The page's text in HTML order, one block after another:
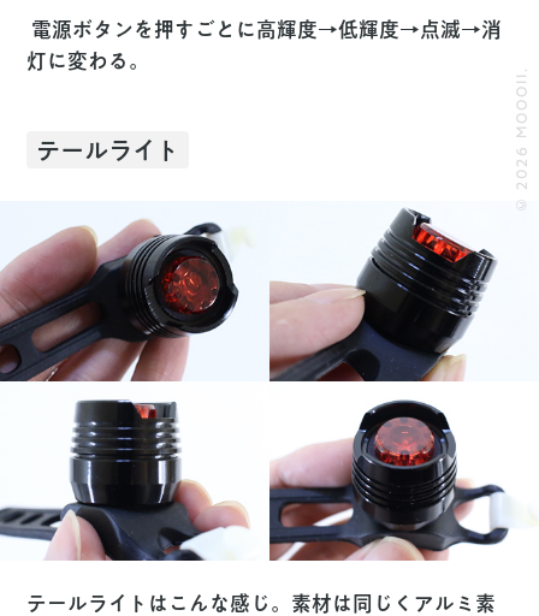
電源ボタンを押すごとに高輝度→低輝度→点滅→消
灯に変わる。
テールライト
テールライトはこんな感じ。素材は同じくアルミ素
© 2026 MOOOII.